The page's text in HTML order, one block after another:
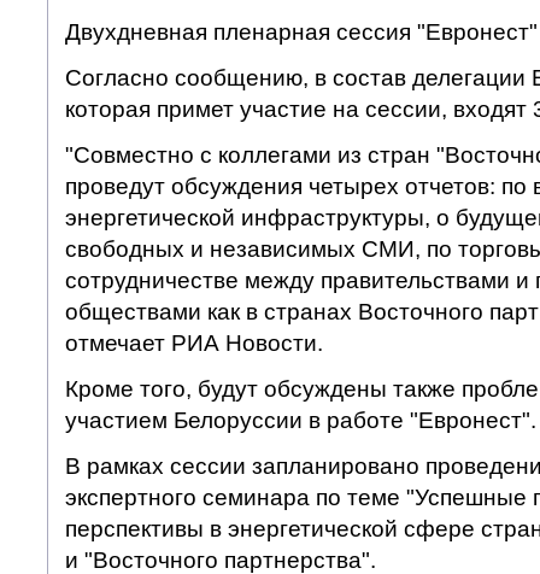
Двухдневная пленарная сессия "Евронест"
Согласно сообщению, в состав делегации
которая примет участие на сессии, входят
"Совместно с коллегами из стран
проведут обсуждения четырех отчетов: по
энергетической инфраструктуры, о
свободных и независимых СМИ, по
сотрудничестве между правительствами и
обществами как в странах Восточного
отмечает РИА Новости.
Кроме того, будут обсуждены также
участием Белоруссии в работе "Евронест".
В рамках сессии запланировано
экспертного семинара по теме "Успешные
перспективы в энергетической сфере
и "Восточного партнерства".